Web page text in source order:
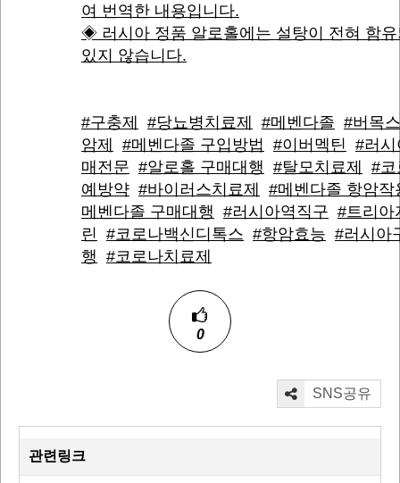
여 번역한 내용입니다.
◈ 러시아 정품 알로홀에는 설탕이 전혀 함
있지 않습니다.
#구충제 #당뇨병치료제 #메벤다졸 #버목스
암제 #메벤다졸 구입방법 #이버멕틴
#러시
매전문 #알로홀 구매대행 #탈모치료제 #코
예방약 #바이러스치료제 #메벤다졸 항암작
메벤다졸 구매대행 #러시아역직구 #트리아
린
#코로나백신디톡스 #항암효능 #러시아
행 #코로나치료제
0
SNS공유
관련링크